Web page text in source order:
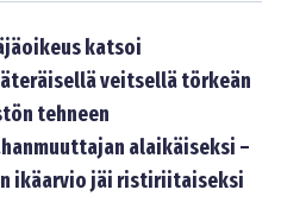
katsoi
veitsellä törkeän
tehneen
alaikäiseksi –
ikäarvio jäi ristiriitaiseksi